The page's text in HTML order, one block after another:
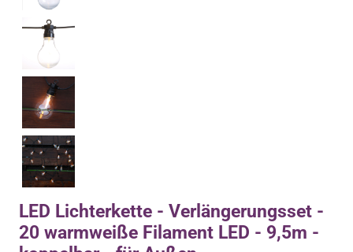
LED Lichterkette - Verlängerungsset -
20 warmweiße Filament LED - 9,5m -